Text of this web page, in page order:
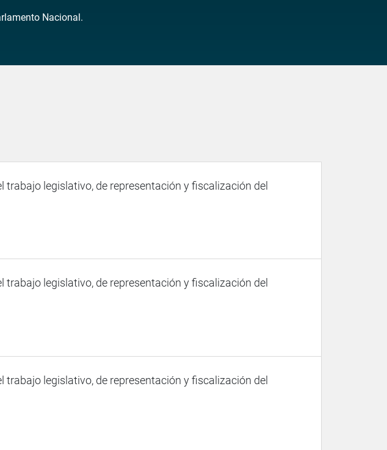
Nacional.
trabajo legislativo, de representación y fiscalización del
trabajo legislativo, de representación y fiscalización del
trabajo legislativo, de representación y fiscalización del